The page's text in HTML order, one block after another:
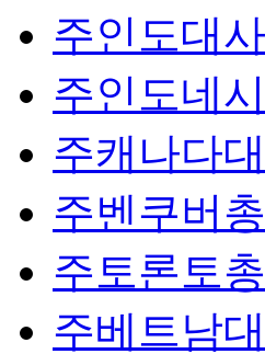
주인도대
주인도네
주캐나다
주벤쿠버
주토론토
주베트남